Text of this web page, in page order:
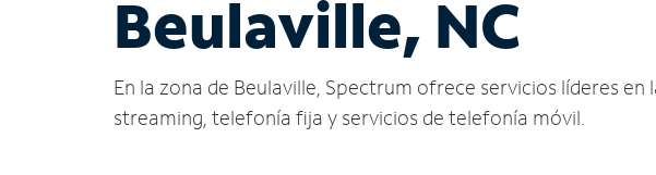
Beulaville, NC
En la zona de Beulaville, Spectrum ofrece servicios líderes
streaming, telefonía fija y servicios de telefonía móvil.